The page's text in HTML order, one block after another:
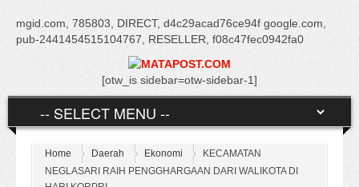
mgid.com, 785803, DIRECT, d4c29acad76ce94f google.com,
pub-2441454515104767, RESELLER, f08c47fec0942fa0
[otw_is sidebar=otw-sidebar-1]
Home Daerah Ekonomi
KECAMATAN
NEGLASARI RAIH PENGGHARGAAN DARI WALIKOTA DI